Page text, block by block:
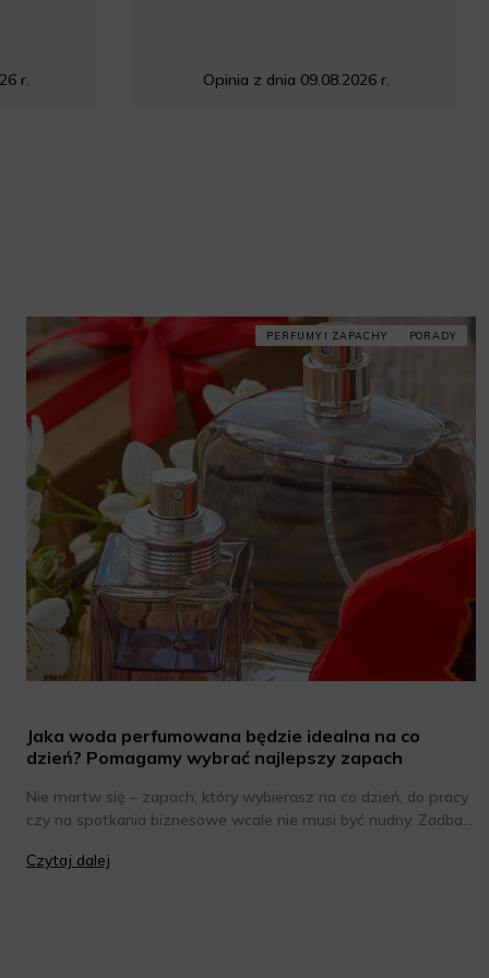
r. Opinia z dnia 09.08.2026 r.
PERFUMY I ZAPACHY PORADY
Jaka woda perfumowana będzie idealna na co
dzień? Pomagamy wybrać najlepszy zapach
Nie martw się – zapach, który wybierasz na co dzień, do pracy
czy na spotkania biznesowe wcale nie musi być nudny. Zadbaj
kompozycja, której używasz na wieczór w gronie znajomych.
Czytaj dalej